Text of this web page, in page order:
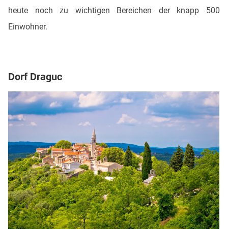
heute noch zu wichtigen Bereichen der knapp 500
Einwohner.
Dorf Draguc